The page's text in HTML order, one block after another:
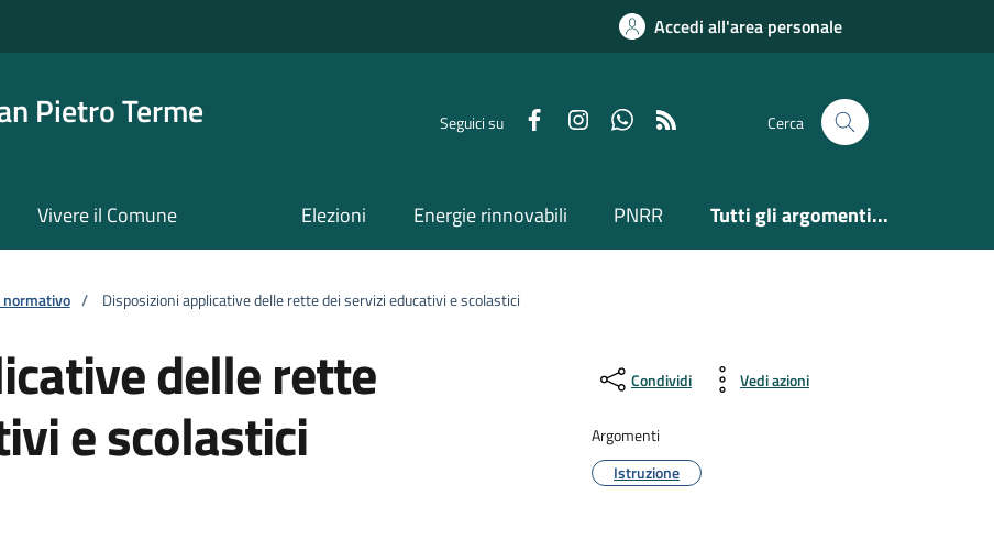
Accedi all'area personale
Pietro Terme Seguici su FacebookInstagramWhatsapp Cerca
Vivere il Comune Elezioni Energie rinnovabili PNRR Tutti gli argomenti...
/ Disposizioni applicative delle rette dei servizi educativi e scolastici
delle rette
e scolastici
Condividi Vedi azioni
Argomenti
Istruzione